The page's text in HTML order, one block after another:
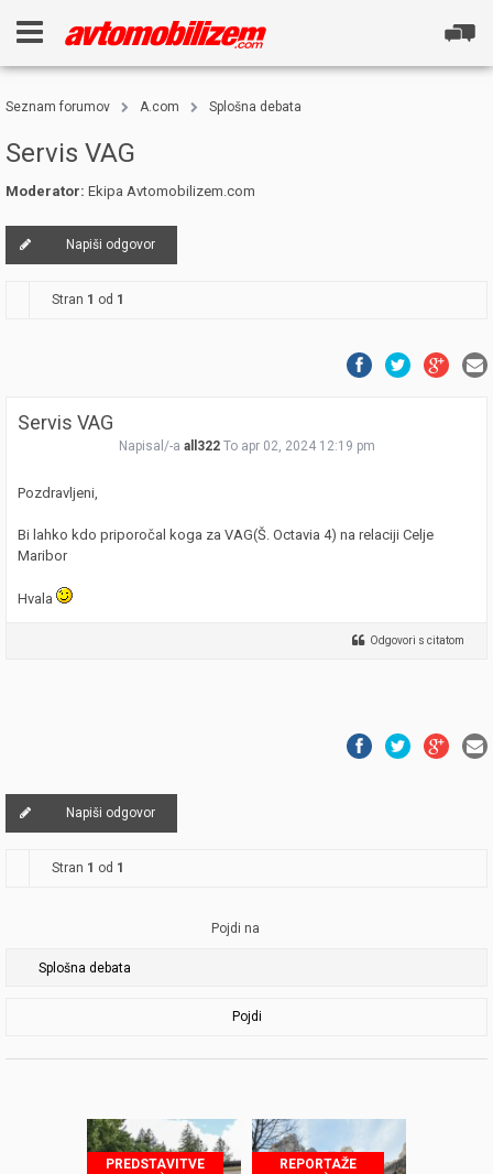
Seznam forumov A.com Splošna debata
Servis VAG
Moderator: Ekipa Avtomobilizem.com
Napiši odgovor
Stran 1 od 1
Servis VAG
Napisal/-a all322 To apr 02, 2024 12:19 pm
Pozdravljeni,
Bi lahko kdo priporočal koga za VAG(Š. Octavia 4) na relaciji Celje
Maribor
Hvala
Odgovori s citatom
Napiši odgovor
Stran 1 od 1
Pojdi na
Pojdi
PREDSTAVITVE REPORTAŽE